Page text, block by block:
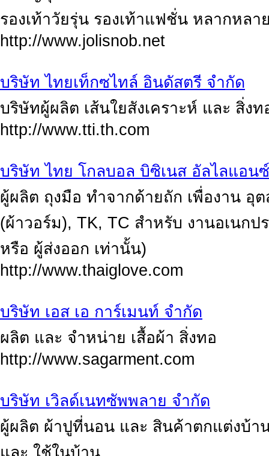
รองเท้าวัยรุ่น รองเท้าแฟชั่น หลากหลา
http://www.jolisnob.net
บริษัท ไทยเท็กซไทล์ อินดัสตรี จำกัด
บริษัทผู้ผลิต เส้นใยสังเคราะห์ และ สิ่ง
http://www.tti.th.com
บริษัท ไทย โกลบอล บิซิเนส อัลไลแอน
ผู้ผลิต ถุงมือ ทำจากด้ายถัก เพื่องาน อุ
(ผ้าวอร์ม), TK, TC สำหรับ งานอเนก
หรือ ผู้ส่งออก เท่านั้น)
http://www.thaiglove.com
บริษัท เอส เอ การ์เมนท์ จำกัด
ผลิต และ จำหน่าย เสื้อผ้า สิ่งทอ
http://www.sagarment.com
บริษัท เวิลด์เนทซัพพลาย จำกัด
ผู้ผลิต ผ้าปูที่นอน และ สินค้าตกแต่งบ้า
และ ใช้ในบ้าน